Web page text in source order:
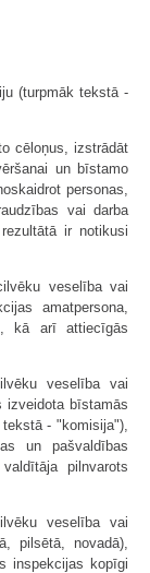
(turpmāk tekstā -
cēloņus, izstrādāt
un bīstamo
personas,
vai darba
ir notikusi
veselība vai
amatpersona,
kā arī attiecīgās
veselība vai
izveidota bīstamās
- "komisija"),
un pašvaldības
pilnvarots
veselība vai
pilsētā, novadā),
inspekcijas kopīgi